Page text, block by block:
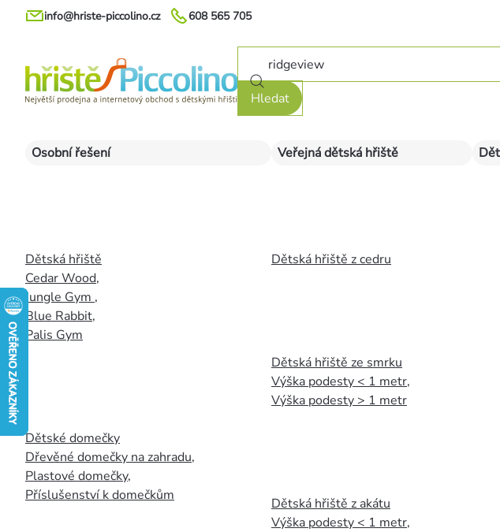
Přejít
608 565 705
info@hriste-piccolino.cz
Hledat
Osobní řešení
Dětská hřiště
Cedar Wood,
Jungle Gym ,
Blue Rabbit,
Palis Gym
Dětské domečky
Dřevěné domečky na zahradu,
Plastové domečky,
Příslušenství k domečkům
Veřejná dětská hřiště
Dětská hřiště z cedru
Dětská hřiště ze smrku
Výška podesty < 1 metr,
Výška podesty > 1 metr
Dětská hřiště z akátu
Výška podesty < 1 metr,